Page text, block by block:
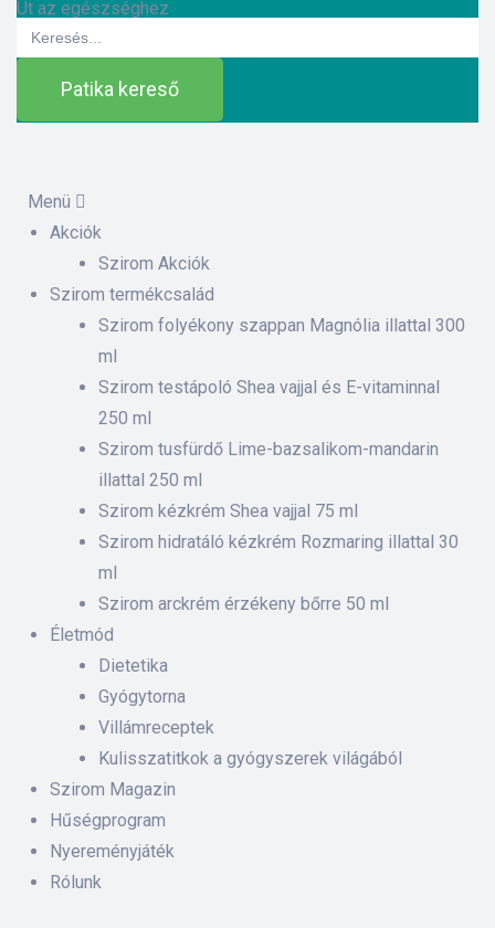
Út az egészséghez
for:
Patika kereső
Menü
Akciók
Szirom Akciók
Szirom termékcsalád
Szirom folyékony szappan Magnólia illattal 300
ml
Szirom testápoló Shea vajjal és E-vitaminnal
250 ml
Szirom tusfürdő Lime-bazsalikom-mandarin
illattal 250 ml
Szirom kézkrém Shea vajjal 75 ml
Szirom hidratáló kézkrém Rozmaring illattal 30
ml
Szirom arckrém érzékeny bőrre 50 ml
Életmód
Dietetika
Gyógytorna
Villámreceptek
Kulisszatitkok a gyógyszerek világából
Szirom Magazin
Hűségprogram
Nyereményjáték
Rólunk